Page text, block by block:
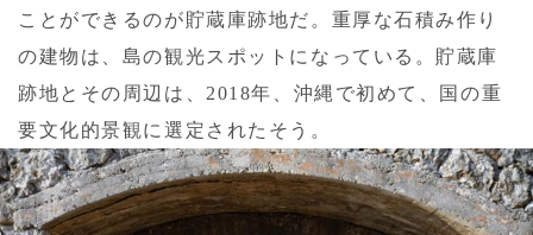
ことができるのが貯蔵庫跡地だ。重厚な石積み作り
の建物は、島の観光スポットになっている。貯蔵庫
跡地とその周辺は、2018年、沖縄で初めて、国の重
要文化的景観に選定されたそう。